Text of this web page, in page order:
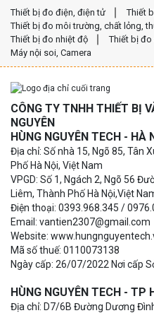
Thiết bị đo điện, điện tử
Thiết
Thiết bị đo môi trường, chất lỏng,
Thiết bị đo nhiệt độ
Thiết bị đo
Máy nội soi, Camera
CÔNG TY TNHH THIẾT BỊ
NGUYÊN
HÙNG NGUYÊN TECH - HÀ
Địa chỉ: Số nhà 15, Ngõ 85, Tân
Phố Hà Nội, Việt Nam
VPGD: Số 1, Ngách 2, Ngõ 56
Liêm, Thành Phố Hà Nội,Việt
Điện thoại: 0393.968.345 /
Email: vantien2307@gmail.com
Website:
Mã số thuế: 0110073138
Ngày cấp: 26/07/2022 Nơi cấp
HÙNG NGUYÊN TECH - TP
Địa chỉ: D7/6B Đường Dương